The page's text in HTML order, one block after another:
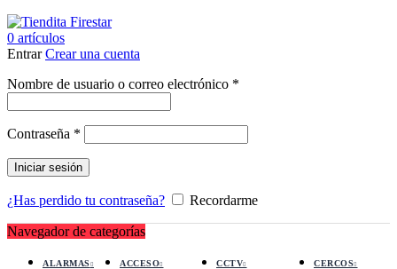
0 artículos
EntrarCrear una cuenta
Nombre de usuario o correo electrónico *
Contraseña *
Iniciar sesión
¿Has perdido tu contraseña? Recordarme
Navegador de categorías
ALARMAS ACCESO CCTV CERCOS